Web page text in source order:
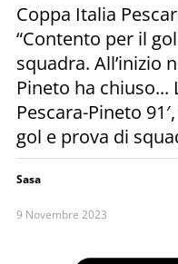
Coppa Italia
“Contento per il
squadra. All’inizio
Pineto ha
Pescara-Pineto
gol e prova di
Sasa
9 Novembre 2023